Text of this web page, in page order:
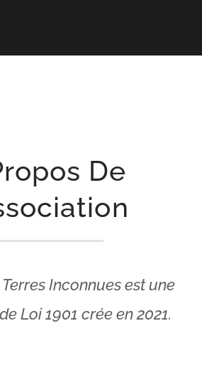
De
Inconnues est une
Loi 1901 crée en 2021.